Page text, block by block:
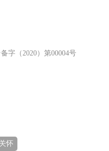
字（2020）第00004号
怀